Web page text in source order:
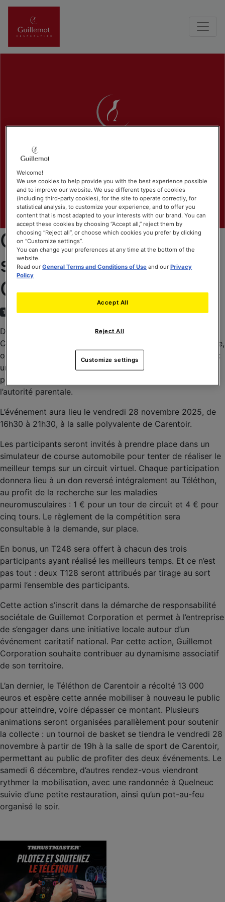
Guillemot Corporation
soutient le Téléthon à
Carentoir
17 November 2025
Dans le cadre du Téléthon 2025, l’entreprise Guillemot
Corporation a à cœur de proposer une animation solidaire,
organisée avec l’antenne locale du Téléthon de Carentoir :
une compétition de simulation automobile, ouverte au
public dès 14 ans avec l’autorisation des titulaires de
l’autorité parentale.
L’événement aura lieu le vendredi 28 novembre 2025, de
16h30 à 21h30, à la salle polyvalente de Carentoir.
Les participants seront invités à prendre place dans un
simulateur de course automobile pour tenter de réaliser le
meilleur temps sur un circuit virtuel. Chaque participation
donnera lieu à un don reversé intégralement au Téléthon,
au profit de la recherche sur les maladies
neuromusculaires : 1 € pour un tour de circuit et 4 € pour
cinq tours. Le règlement de la compétition sera
consultable à la demande, sur place.
En bonus, un T248 sera offert à chacun des trois
participants ayant réalisé les meilleurs temps. Et ce n’est
pas tout : deux T128 seront attribués par tirage au sort
parmi l’ensemble des participants.
Cette action s’inscrit dans la démarche de responsabilité
sociétale de Guillemot Corporation et permet à l’entreprise
de s’engager dans une initiative locale autour d’un
événement caritatif national. Par cette action, Guillemot
Corporation souhaite contribuer au dynamisme associatif
de son territoire.
L’an dernier, le Téléthon de Carentoir a récolté 13 000
euros et espère cette année mobiliser à nouveau le public
pour atteindre, voire dépasser ce montant. Plusieurs
animations seront organisées parallèlement pour soutenir
la collecte : un tournoi de basket se tiendra le vendredi 28
novembre à partir de 19h à la salle de sport de Carentoir,
permettant au public de profiter des deux événements. Le
samedi 6 décembre, d’autres rendez-vous viendront
rythmer la mobilisation, avec une randonnée à Quelneuc
suivie d’une petite restauration, ainsi qu’un pot-au-feu
organisé le soir.
Welcome!
We use cookies to help provide you with the best experience possible
and to improve our website. We use different types of cookies
(including third-party cookies), for the site to operate correctly, for
statistical analysis, to customize your experience, and to offer you
content that is most adapted to your interests with our brand. You can
accept these cookies by choosing “Accept all,” reject them by
choosing “Reject all”, or choose which cookies you prefer by clicking
on “Customize settings”.
You can change your preferences at any time at the bottom of the
website.
Read ourGeneral Terms and Conditions of Use and ourPrivacy
Policy
Reject All
Accept All
Customize settings